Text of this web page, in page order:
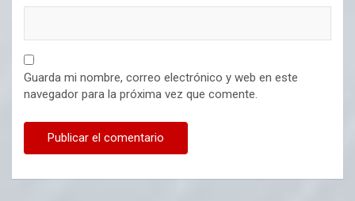
Guarda mi nombre, correo electrónico y web en este
navegador para la próxima vez que comente.